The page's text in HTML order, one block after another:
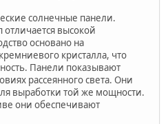
солнечные панели.
высокой
основано на
кристалла, что
Панели показывают
рассеянного света. Они
выработки той же мощности.
они обеспечивают